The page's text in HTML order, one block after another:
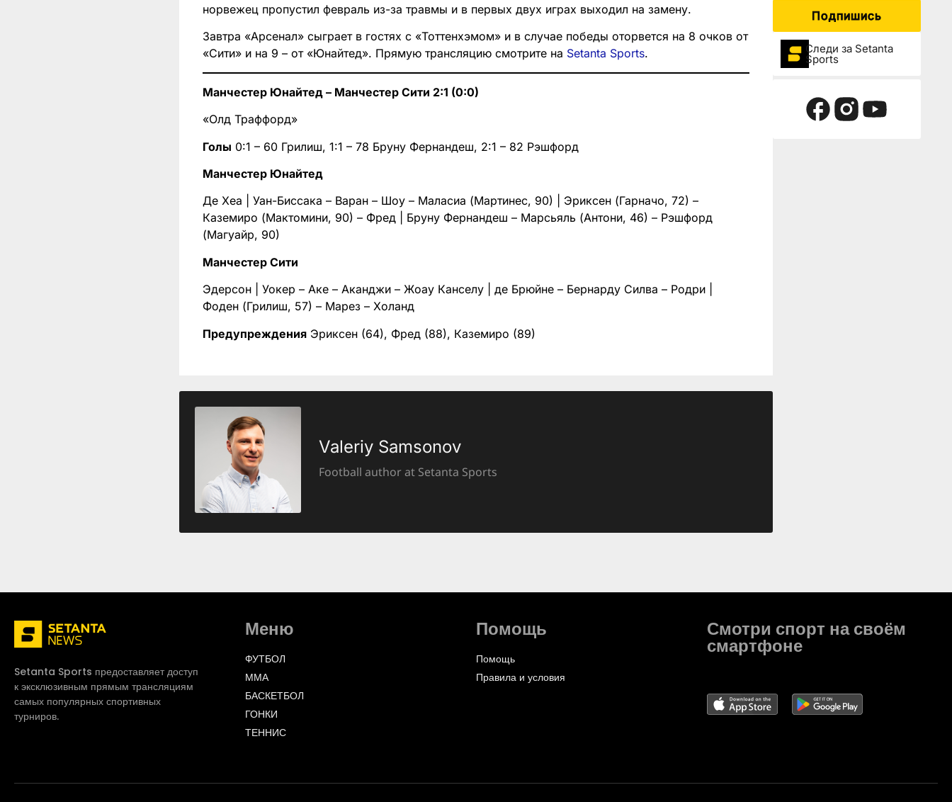
норвежец пропустил февраль из-за травмы и в первых двух играх выходил на замену.
Завтра «Арсенал» сыграет в гостях с «Тоттенхэмом» и в случае победы оторвется на 8 очков от
«Сити» и на 9 – от «Юнайтед». Прямую трансляцию смотрите на Setanta Sports.
Манчестер Юнайтед – Манчестер Сити 2:1 (0:0)
«Олд Траффорд»
Голы 0:1 – 60 Грилиш, 1:1 – 78 Бруну Фернандеш, 2:1 – 82 Рэшфорд
Манчестер Юнайтед
Де Хеа | Уан-Биссака – Варан – Шоу – Маласиа (Мартинес, 90) | Эриксен (Гарначо, 72) –
Каземиро (Мактомини, 90) – Фред | Бруну Фернандеш – Марсьяль (Антони, 46) – Рэшфорд
(Магуайр, 90)
Манчестер Сити
Эдерсон | Уокер – Аке – Аканджи – Жоау Канселу | де Брюйне – Бернарду Силва – Родри |
Фоден (Грилиш, 57) – Марез – Холанд
Предупреждения Эриксен (64), Фред (88), Каземиро (89)
Valeriy Samsonov
Football author at Setanta Sports
Подпишись
Следи за Setanta
Sports
Setanta Sports предоставляет доступ
к эксклюзивным прямым трансляциям
самых популярных спортивных
турниров.
Меню
ФУТБОЛ
ММА
БАСКЕТБОЛ
ГОНКИ
ТЕННИС
Помощь
Помощь
Правила и условия
Смотри спорт на своём
смартфоне